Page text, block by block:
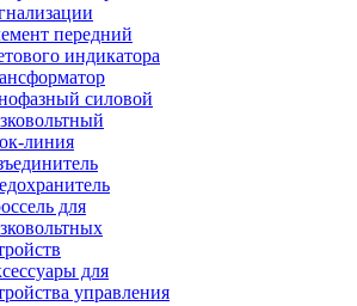
передний
индикатора
силовой
линия
для
для
управления